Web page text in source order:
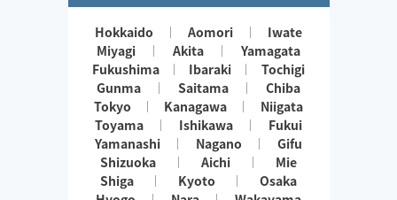
Hokkaido Aomori
Iwate
Miyagi
Akita
Yamagata
Fukushima
Ibaraki
Tochigi
Gunma
Saitama
Chiba
Tokyo
Kanagawa
Niigata
Toyama
Ishikawa
Fukui
Yamanashi
Nagano
Gifu
Shizuoka
Aichi
Mie
Shiga
Kyoto
Osaka